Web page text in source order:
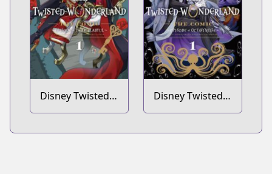
Disney Twisted-
Wonderland the
Disney Twisted-
Wonderland the